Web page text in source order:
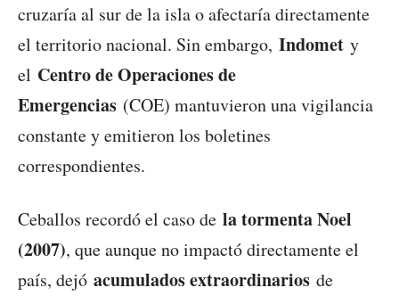
cruzaría al sur de la isla o afectaría directamente
el territorio nacional. Sin embargo, Indomet y
el Centro de Operaciones de
Emergencias (COE) mantuvieron una vigilancia
constante y emitieron los boletines
correspondientes.
Ceballos recordó el caso de la tormenta Noel
(2007), que aunque no impactó directamente el
país, dejó acumulados extraordinarios de